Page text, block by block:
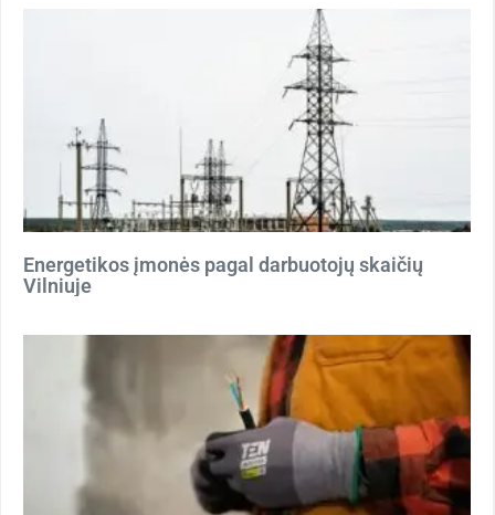
Energetikos įmonės pagal darbuotojų skaičių
Vilniuje